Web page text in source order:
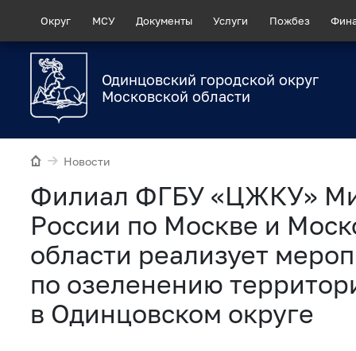
Округ МСУ Документы Услуги Пожбез
Одинцовский городской округ
Московской области
Новости
Филиал ФГБУ «ЦЖКУ»
России по Москве и
области реализует
по озеленению
в Одинцовском округе